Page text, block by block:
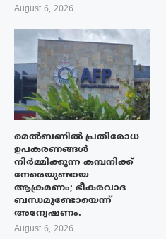
August 6, 2026
മെൽബണിൽ പ്രതിരോധ
ഉപകരണങ്ങൾ
നിർമ്മിക്കുന്ന കമ്പനിക്ക്
നേരെയുണ്ടായ
ആക്രമണം; ഭീകരവാദ
ബന്ധമുണ്ടോയെന്ന്
അന്വേഷണം.
August 6, 2026